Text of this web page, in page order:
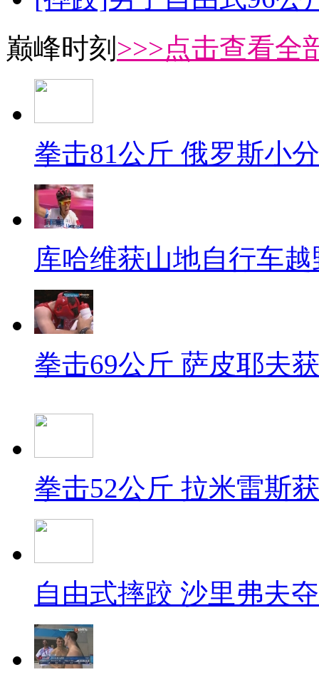
巅峰时刻 >>>点击查看全
拳击81公斤 俄罗斯小
库哈维获山地自行车
拳击69公斤 萨皮耶夫
拳击52公斤 拉米雷斯
自由式摔跤 沙里弗夫